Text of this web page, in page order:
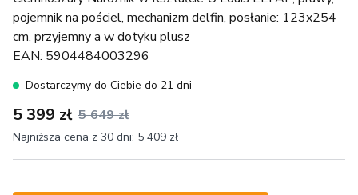
pojemnik na pościel, mechanizm delfin, posłanie: 123x254
cm, przyjemny a w dotyku plusz
EAN: 5904484003296
Dostarczymy do Ciebie do 21 dni
5 399 zł 5 649 zł
Najniższa cena z 30 dni: 5 409 zł